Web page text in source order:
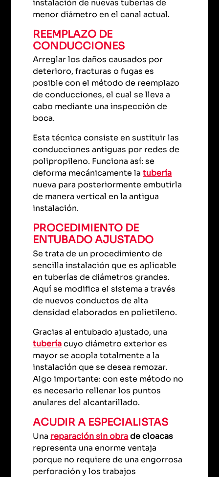
instalación de nuevas tuberías de
menor diámetro en el canal actual.
REEMPLAZO DE
CONDUCCIONES
Arreglar los daños causados por
deterioro, fracturas o fugas es
posible con el método de reemplazo
de conducciones, el cual se lleva a
cabo mediante una inspección de
boca.
Esta técnica consiste en sustituir las
conducciones antiguas por redes de
polipropileno. Funciona así: se
deforma mecánicamente latubería
nueva para posteriormente embutirla
de manera vertical en la antigua
instalación.
PROCEDIMIENTO DE
ENTUBADO AJUSTADO
Se trata de un procedimiento de
sencilla instalación que es aplicable
en tuberías de diámetros grandes.
Aquí se modifica el sistema a través
de nuevos conductos de alta
densidad elaborados en polietileno.
Gracias al entubado ajustado, una
tuberíacuyo diámetro exterior es
mayor se acopla totalmente a la
instalación que se desea remozar.
Algo importante: con este método no
es necesario rellenar los puntos
anulares del alcantarillado.
ACUDIR A ESPECIALISTAS
Una reparación sin obrade cloacas
representa una enorme ventaja
porque no requiere de una engorrosa
perforación y los trabajos